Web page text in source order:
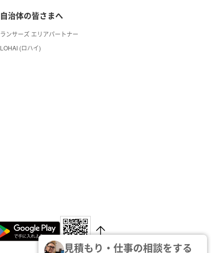
見積もり・仕事の相談をする
自治体の皆さまへ
ランサーズ エリアパートナー
LOHAI (ロハイ)